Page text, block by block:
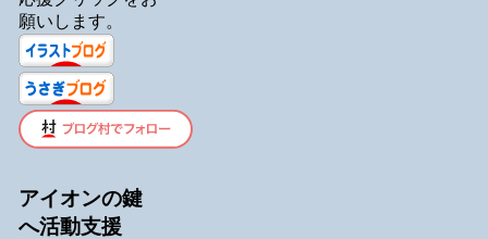
願いします。
アイオンの鍵
へ活動支援